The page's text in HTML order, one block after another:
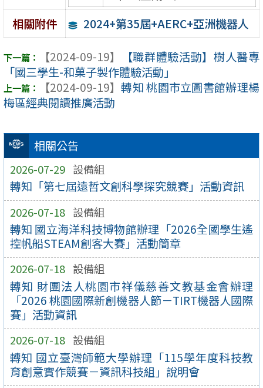
相關公告
2026-07-29 設備組
轉知「第七屆遠哲文創科學探究競賽」活動資訊
2026-07-18 設備組
轉知 國立海洋科技博物館辦理「2026全國學生遙
控帆船STEAM創客大賽」活動簡章
2026-07-18 設備組
轉知 財團法人桃園市祥儀慈善文教基金會辦理
「2026 桃園國際新創機器人節－TIRT機器人國際
賽」活動資訊
2026-07-18 設備組
轉知 國立臺灣師範大學辦理「115學年度科技教
育創意實作競賽－資訊科技組」說明會
相關附件
2024+第35屆+AERC+亞洲機器人
【2024-09-19】
【職群體驗活動】樹人醫專
「國三學生-和菓子製作體驗活動」
【2024-09-19】 轉知 桃園市立圖書館辦理楊
梅區經典閱讀推廣活動